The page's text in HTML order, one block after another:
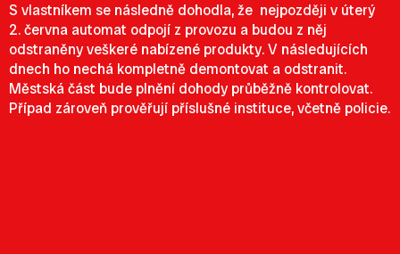
S vlastníkem se následně dohodla, že nejpozději v úterý
2. června automat odpojí z provozu a budou z něj
odstraněny veškeré nabízené produkty. V následujících
dnech ho nechá kompletně demontovat a odstranit.
Městská část bude plnění dohody průběžně kontrolovat.
Případ zároveň prověřují příslušné instituce, včetně policie.